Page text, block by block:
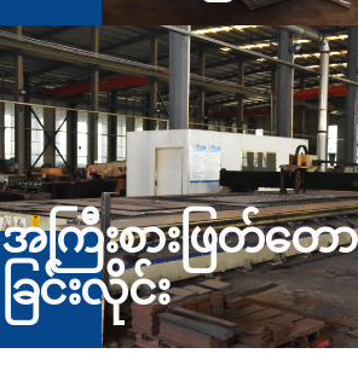
အကြီးစားဖြတ်တ
ခြင်းလိုင်း